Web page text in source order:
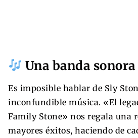
Una banda
Es imposible hablar de Sly
inconfundible música. «El
Family Stone» nos regala una
mayores éxitos, haciendo de